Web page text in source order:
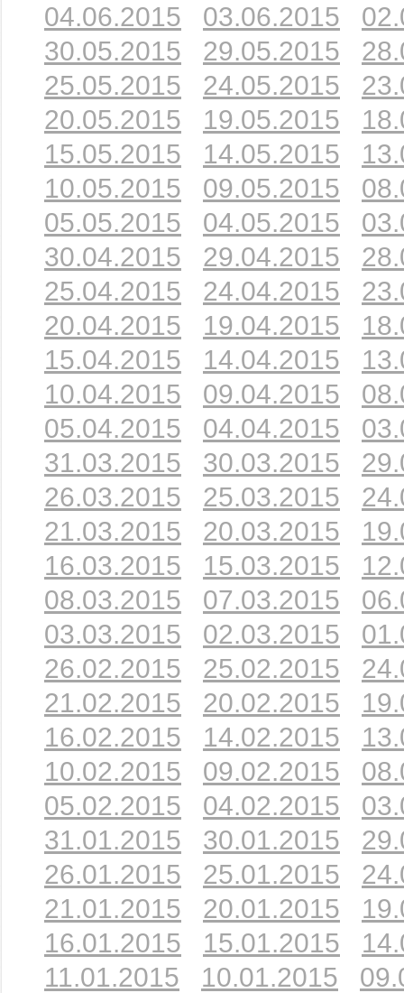
04.06.2015
03.06.2015
30.05.2015
29.05.2015
25.05.2015
24.05.2015
20.05.2015
19.05.2015
15.05.2015
14.05.2015
10.05.2015
09.05.2015
05.05.2015
04.05.2015
30.04.2015
29.04.2015
25.04.2015
24.04.2015
20.04.2015
19.04.2015
15.04.2015
14.04.2015
10.04.2015
09.04.2015
05.04.2015
04.04.2015
31.03.2015
30.03.2015
26.03.2015
25.03.2015
21.03.2015
20.03.2015
16.03.2015
15.03.2015
08.03.2015
07.03.2015
03.03.2015
02.03.2015
26.02.2015
25.02.2015
21.02.2015
20.02.2015
16.02.2015
14.02.2015
10.02.2015
09.02.2015
05.02.2015
04.02.2015
31.01.2015
30.01.2015
26.01.2015
25.01.2015
21.01.2015
20.01.2015
16.01.2015
15.01.2015
11.01.2015
10.01.2015